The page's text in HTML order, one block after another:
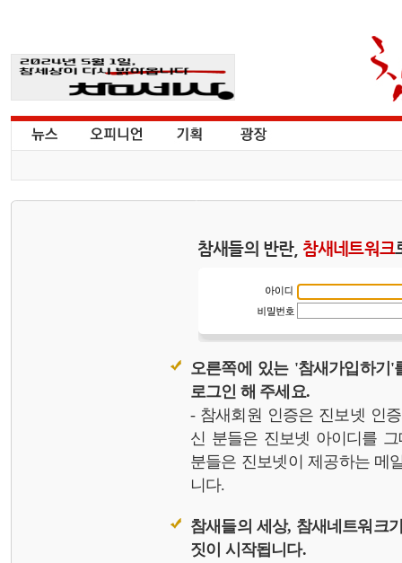
참새들의 반란, 참새네트워크
오른쪽에 있는 '참새가입하기
로그인 해 주세요.
- 참새회원 인증은 진보넷 인
신 분들은 진보넷 아이디를
분들은 진보넷이 제공하는 메
니다.
참새들의 세상, 참새네트워크
짓이 시작됩니다.